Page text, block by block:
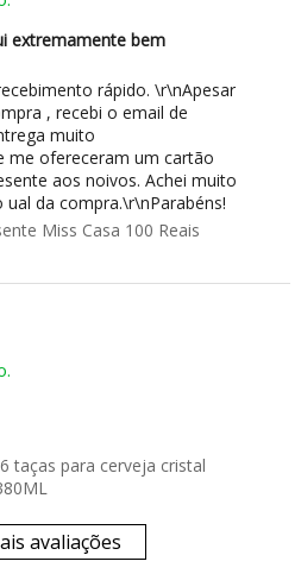
extremamente bem
rápido. \r\nApesar
, recebi o email de
muito
me ofereceram um cartão
aos noivos. Achei muito
da compra.\r\nParabéns!
Miss Casa 100 Reais
taças para cerveja cristal
avaliações